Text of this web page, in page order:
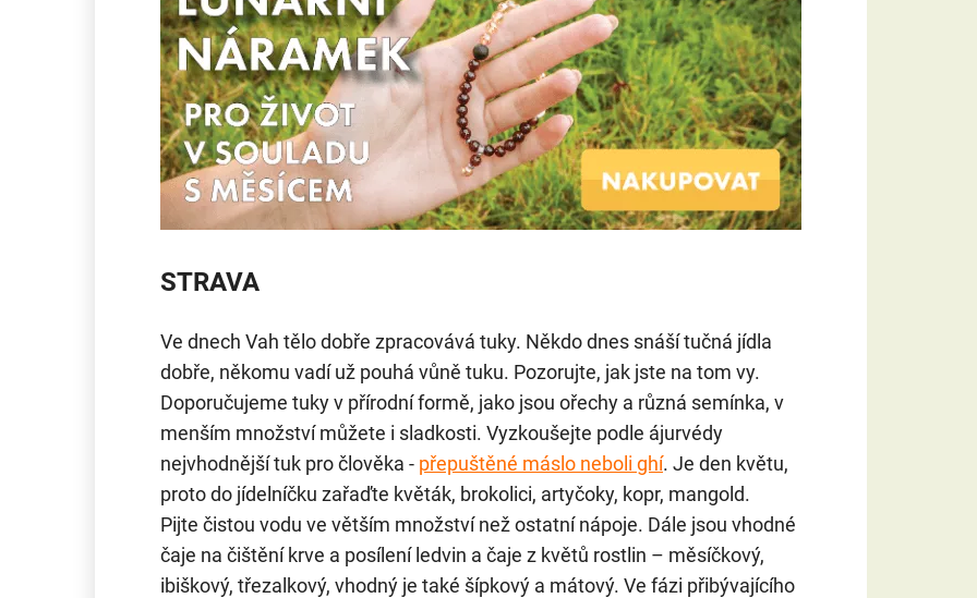
STRAVA
Ve dnech Vah tělo dobře zpracovává tuky. Někdo dnes snáší tučná jídla
dobře, někomu vadí už pouhá vůně tuku. Pozorujte, jak jste na tom vy.
Doporučujeme tuky v přírodní formě, jako jsou ořechy a různá semínka, v
menším množství můžete i sladkosti. Vyzkoušejte podle ájurvédy
nejvhodnější tuk pro člověka - přepuštěné máslo neboli ghí. Je den květu,
proto do jídelníčku zařaďte květák, brokolici, artyčoky, kopr, mangold.
Pijte čistou vodu ve větším množství než ostatní nápoje. Dále jsou vhodné
čaje na čištění krve a posílení ledvin a čaje z květů rostlin – měsíčkový,
ibiškový, třezalkový, vhodný je také šípkový a mátový. Ve fázi přibývajícího